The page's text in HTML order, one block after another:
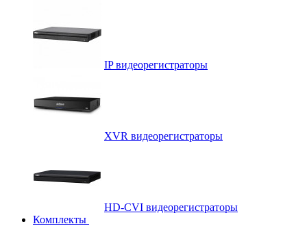
IP видеорегистраторы
XVR видеорегистраторы
HD-CVI видеорегистраторы
Комплекты